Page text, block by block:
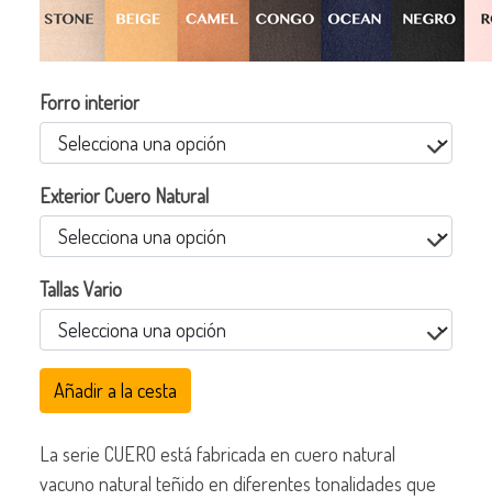
Forro interior
Exterior Cuero Natural
Tallas Vario
Añadir a la cesta
La serie CUERO está fabricada en cuero natural
vacuno natural teñido en diferentes tonalidades que